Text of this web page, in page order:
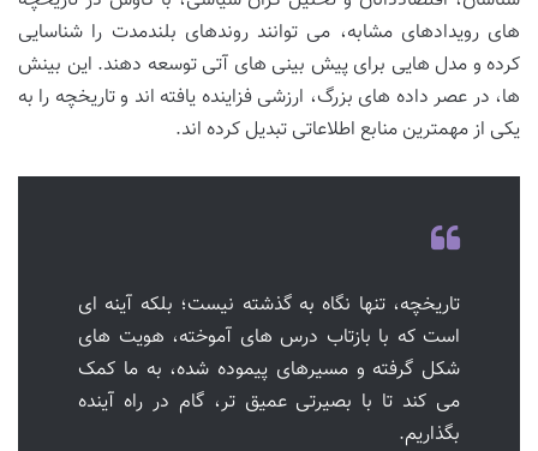
های رویدادهای مشابه، می توانند روندهای بلندمدت را شناسایی
کرده و مدل هایی برای پیش بینی های آتی توسعه دهند. این بینش
ها، در عصر داده های بزرگ، ارزشی فزاینده یافته اند و تاریخچه را به
یکی از مهمترین منابع اطلاعاتی تبدیل کرده اند.
تاریخچه، تنها نگاه به گذشته نیست؛ بلکه آینه ای
است که با بازتاب درس های آموخته، هویت های
شکل گرفته و مسیرهای پیموده شده، به ما کمک
می کند تا با بصیرتی عمیق تر، گام در راه آینده
بگذاریم.